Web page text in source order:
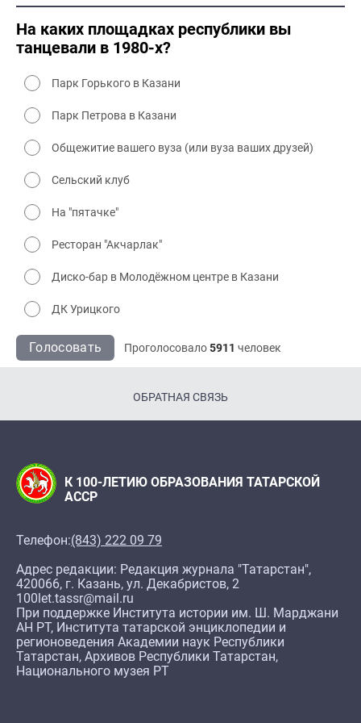
2000 культура
На каких площадках республики вы
танцевали в 1980-х?
Парк Горького в Казани
Парк Петрова в Казани
Общежитие вашего вуза (или вуза ваших друзей)
Сельский клуб
На "пятачке"
Ресторан "Акчарлак"
Диско-бар в Молодёжном центре в Казани
ДК Урицкого
Голосовать Проголосовало5911 человек
ОБРАТНАЯ СВЯЗЬ
К 100-ЛЕТИЮ ОБРАЗОВАНИЯ ТАТАРСКОЙ
АССР
Телефон:(843) 222 09 79
Адрес редакции: Редакция журнала "Татарстан",
420066, г. Казань, ул. Декабристов, 2
100let.tassr@mail.ru
При поддержке Института истории им. Ш. Марджани
АН РТ, Института татарской энциклопедии и
регионоведения Академии наук Республики
Татарстан, Архивов Республики Татарстан,
Национального музея РТ